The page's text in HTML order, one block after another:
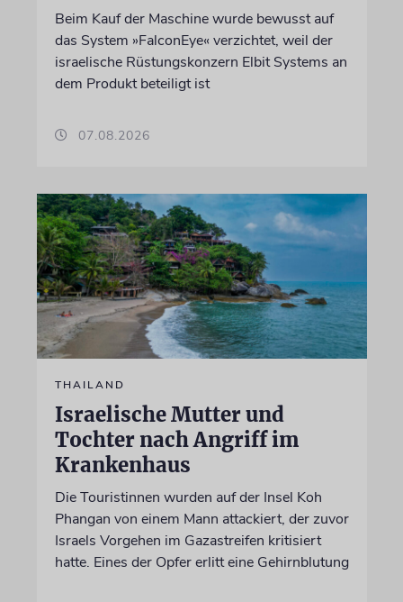
Beim Kauf der Maschine wurde bewusst auf
das System »FalconEye« verzichtet, weil der
israelische Rüstungskonzern Elbit Systems an
dem Produkt beteiligt ist
07.08.2026
THAILAND
Israelische Mutter und
Tochter nach Angriff im
Krankenhaus
Die Touristinnen wurden auf der Insel Koh
Phangan von einem Mann attackiert, der zuvor
Israels Vorgehen im Gazastreifen kritisiert
hatte. Eines der Opfer erlitt eine Gehirnblutung